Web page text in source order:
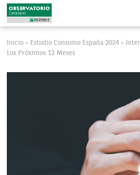
Inicio > Estudio Consumo España 2024 >
Los Próximos 12 Meses